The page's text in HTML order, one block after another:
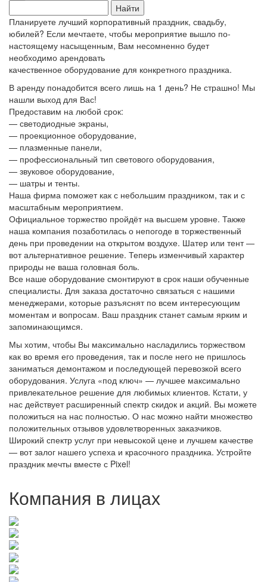
Планируете лучший корпоративный праздник, свадьбу,
юбилей? Если мечтаете, чтобы мероприятие вышло по-
настоящему насыщенным, Вам несомненно будет
необходимо арендовать
качественное оборудование для конкретного праздника.
В аренду понадобится всего лишь на 1 день? Не страшно! Мы
нашли выход для Вас!
Предоставим на любой срок:
— светодиодные экраны,
— проекционное оборудование,
— плазменные панели,
— профессиональный тип светового оборудования,
— звуковое оборудование,
— шатры и тенты.
Наша фирма поможет как с небольшим праздником, так и с
масштабным мероприятием.
Официальное торжество пройдёт на высшем уровне. Также
наша компания позаботилась о непогоде в торжественный
день при проведении на открытом воздухе. Шатер или тент —
вот альтернативное решение. Теперь изменчивый характер
природы не ваша головная боль.
Все наше оборудование смонтируют в срок наши обученные
специалисты. Для заказа достаточно связаться с нашими
менеджерами, которые разъяснят по всем интересующим
моментам и вопросам. Ваш праздник станет самым ярким и
запоминающимся.
Мы хотим, чтобы Вы максимально насладились торжеством
как во время его проведения, так и после него не пришлось
заниматься демонтажом и последующей перевозкой всего
оборудования. Услуга «под ключ» — лучшее максимально
привлекательное решение для любимых клиентов. Кстати, у
нас действует расширенный спектр скидок и акций. Вы можете
положиться на нас полностью. О нас можно найти множество
положительных отзывов удовлетворенных заказчиков.
Широкий спектр услуг при невысокой цене и лучшем качестве
— вот залог нашего успеха и красочного праздника. Устройте
праздник мечты вместе с Pixel!
Компания в лицах